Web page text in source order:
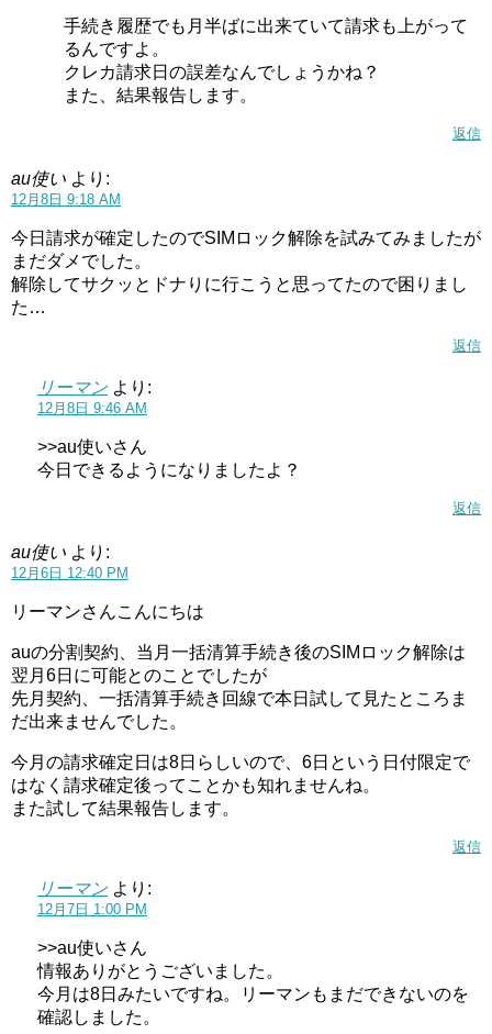
手続き履歴でも月半ばに出来ていて請求も上がって
るんですよ。
クレカ請求日の誤差なんでしょうかね？
また、結果報告します。
返信
au使い より:
12月8日 9:18 AM
今日請求が確定したのでSIMロック解除を試みてみましたが
まだダメでした。
解除してサクッとドナりに行こうと思ってたので困りまし
た…
返信
リーマン より:
12月8日 9:46 AM
>>au使いさん
今日できるようになりましたよ？
返信
au使い より:
12月6日 12:40 PM
リーマンさんこんにちは
auの分割契約、当月一括清算手続き後のSIMロック解除は
翌月6日に可能とのことでしたが
先月契約、一括清算手続き回線で本日試して見たところま
だ出来ませんでした。
今月の請求確定日は8日らしいので、6日という日付限定で
はなく請求確定後ってことかも知れませんね。
また試して結果報告します。
返信
リーマン より:
12月7日 1:00 PM
>>au使いさん
情報ありがとうございました。
今月は8日みたいですね。リーマンもまだできないのを
確認しました。